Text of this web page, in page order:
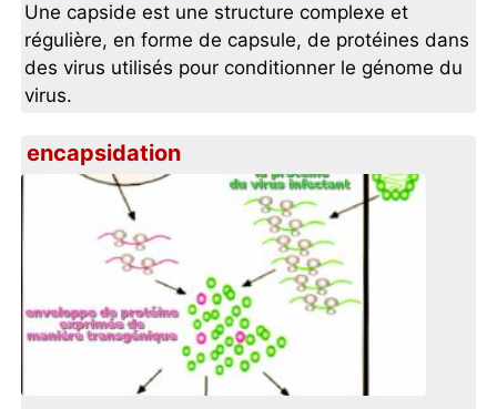
Une capside est une structure complexe et
régulière, en forme de capsule, de protéines dans
des virus utilisés pour conditionner le génome du
virus.
encapsidation